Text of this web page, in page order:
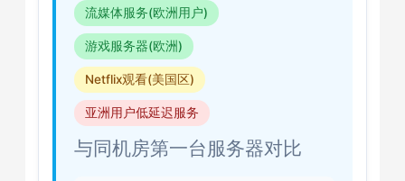
流媒体服务(欧洲用户)
游戏服务器(欧洲)
Netflix观看(美国区)
亚洲用户低延迟服务
与同机房第一台服务器对比